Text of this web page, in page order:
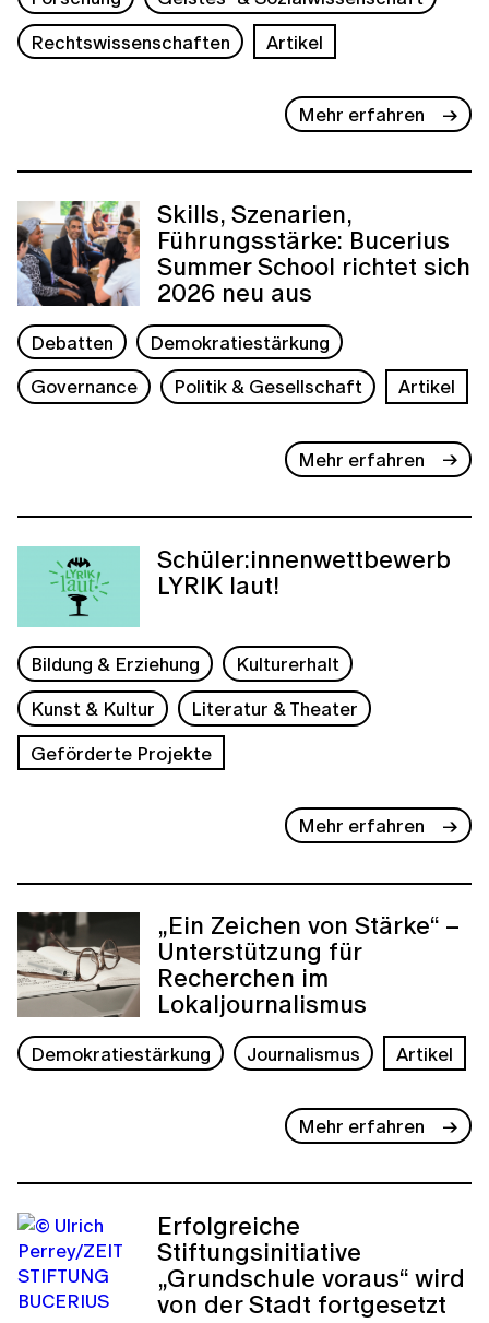
Rechtswissenschaften
Artikel
Mehr erfahren
Skills, Szenarien,
Führungsstärke: Bucerius
Summer School richtet sich
2026 neu aus
Debatten
Demokratiestärkung
Governance
Politik & Gesellschaft Artikel
Mehr erfahren
Schüler:innenwettbewerb
LYRIK laut!
Bildung & Erziehung
Kulturerhalt
Kunst & Kultur
Literatur & Theater
Geförderte Projekte
Mehr erfahren
„Ein Zeichen von Stärke“ –
Unterstützung für
Recherchen im
Lokaljournalismus
Demokratiestärkung Journalismus Artikel
Mehr erfahren
Erfolgreiche
Stiftungsinitiative
„Grundschule voraus“ wird
von der Stadt fortgesetzt